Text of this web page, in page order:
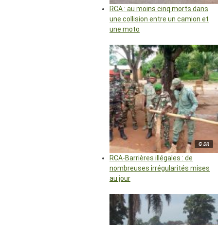
RCA : au moins cinq morts dans
une collision entre un camion et
une moto
© DR
RCA-Barrières illégales : de
nombreuses irrégularités mises
au jour